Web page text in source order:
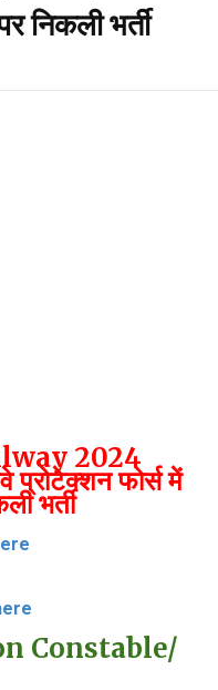
भर्ती
2024
फोर्स में
भर्ती
Constable/